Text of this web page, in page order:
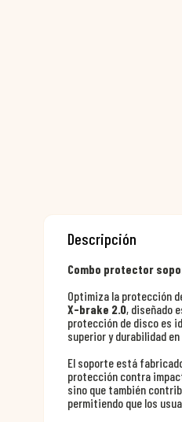
Descripción
Combo protector
Optimiza la protección
X-brake 2.0, diseñado
protección de disco es
superior y durabilidad
El soporte está
protección contra
sino que también
permitiendo que los